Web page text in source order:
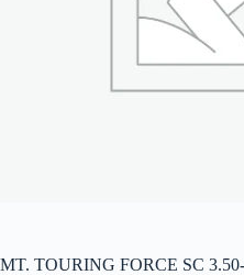
MT. TOURING FORCE SC